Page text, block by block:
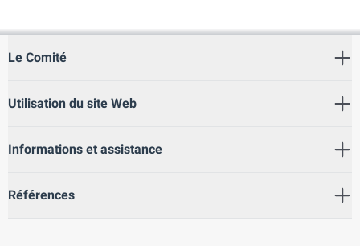
through a comprehensive action plan to fight it
regionally and abroad. The plan includes: prevention of
international cooperation. Several bodies provide care
including the Abu Dhabi Center for Shelter and
for Women and Children, and the Women’s Protection
Le Comité
Utilisation du site Web
Informations et assistance
Références